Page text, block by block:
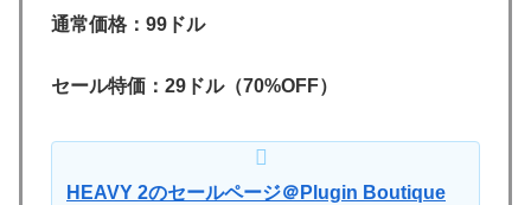
通常価格：99ドル
セール特価：29ドル（70%OFF）
HEAVY 2のセールページ＠Plugin Boutique